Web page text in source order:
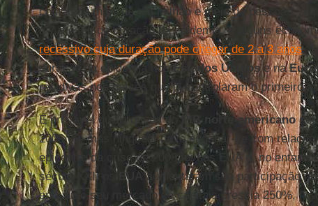
contagiou mais de um milhão e meio de pessoas.
a 7 meses de duração da epidemia, e alguns
recessivo cuja duração pode chegar de 2 a 3 anos.
duração da epidemia nosEstados Unidose na
recidivas nos países que já controlaram o primeiro
É provável que a queda doPIB norte-americano
2008/09, mas ninguém deve enganar-se com
epicentro da crise de 2008 foi nos EUA e, no
século XXI, os EUAaumentaram sua participação
enquanto seu mercado de capitais crescia 250%,